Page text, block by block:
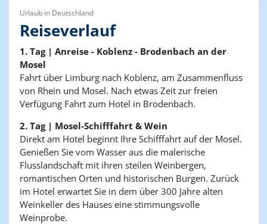
Urlaub in Deutschland
Reiseverlauf
1. Tag | Anreise - Koblenz - Brodenbach an der
Mosel
Fahrt über Limburg nach Koblenz, am Zusammenfluss
von Rhein und Mosel. Nach etwas Zeit zur freien
Verfügung Fahrt zum Hotel in Brodenbach.
2. Tag | Mosel-Schifffahrt & Wein
Direkt am Hotel beginnt Ihre Schifffahrt auf der Mosel.
Genießen Sie vom Wasser aus die malerische
Flusslandschaft mit ihren steilen Weinbergen,
romantischen Orten und historischen Burgen. Zurück
im Hotel erwartet Sie in dem über 300 Jahre alten
Weinkeller des Hauses eine stimmungsvolle
Weinprobe.